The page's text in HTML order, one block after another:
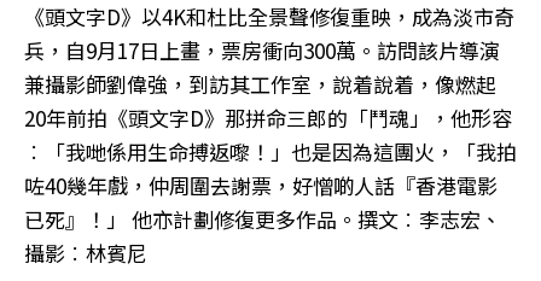
《頭文字D》以4K和杜比全景聲修復重映，成為淡市奇
兵，自9月17日上畫，票房衝向300萬。訪問該片導演
兼攝影師劉偉強，到訪其工作室，說着說着，像燃起
20年前拍《頭文字D》那拼命三郎的「鬥魂」，他形容
︰「我哋係用生命搏返嚟！」也是因為這團火，「我拍
咗40幾年戲，仲周圍去謝票，好憎啲人話『香港電影
已死』！」 他亦計劃修復更多作品。撰文︰李志宏、
攝影︰林賓尼